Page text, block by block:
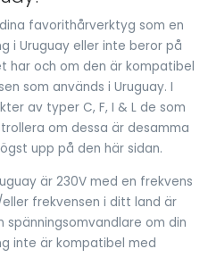
favorithårverktyg som en
i Uruguay eller inte beror på
har och om den är kompatibel
som används i Uruguay. I
av typer C, F, I & L de som
om dessa är desamma
upp på den här sidan.
är 230V med en frekvens
frekvensen i ditt land är
spänningsomvandlare om din
inte är kompatibel med